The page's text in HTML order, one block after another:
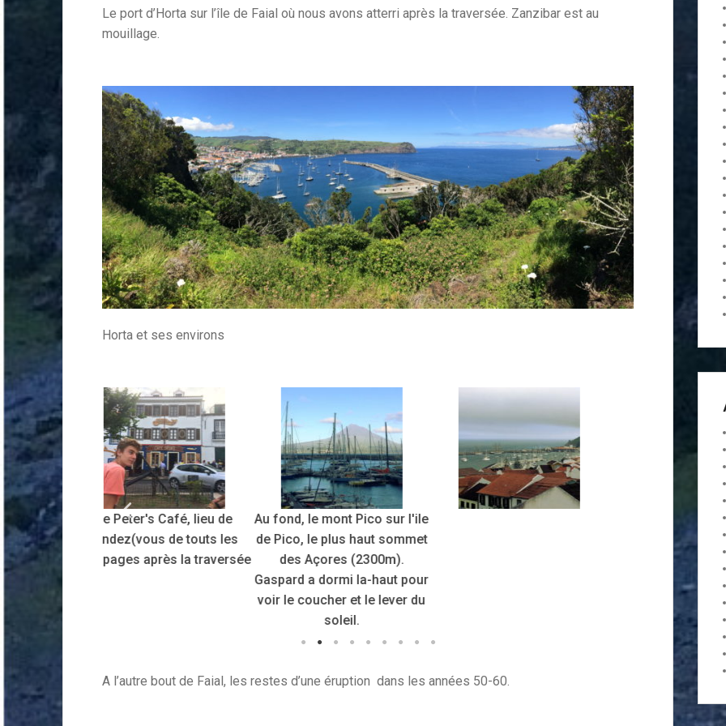
Le port d’Horta sur l’île de Faial où nous avons atterri après la traversée. Zanzibar est au
mouillage.
Horta et ses environs
Café, lieu de
de touts les
la traversée
Au fond, le mont Pico sur l'ile
de Pico, le plus haut sommet
des Açores (2300m).
Gaspard a dormi la-haut pour
voir le coucher et le lever du
Le Rara,
l'association
Père
Clément, qui
à
A l’autre bout de Faial, les restes d’une éruption dans les années 50-60.